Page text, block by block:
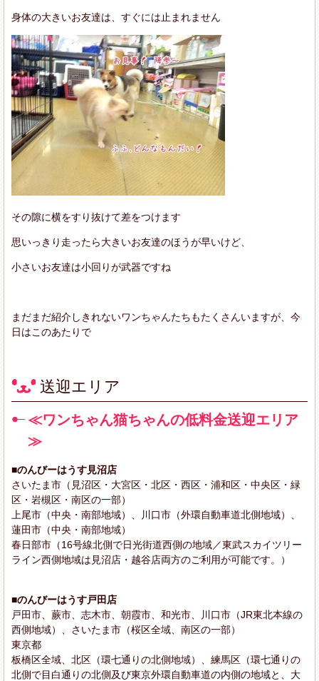
身体の大きいお友達は、すぐには止まれません
その隙に横をすり抜けて差をつけます
思いっきり走ったら大きいお友達のほうが早いけど、
小さいお友達は小回りが武器ですね
まだまだ紹介しきれないワンちゃんたちもたくさんいますが、今
日はこのあたりで
送迎エリア
≪ワンちゃん猫ちゃんの低料金送迎エリア
≫
■のんびーはうす見沼店
さいたま市（見沼区・大宮区・北区・西区・浦和区・中央区・緑
区・岩槻区・南区の一部）
上尾市（中央・南部地域）、川口市（外環自動車道北側地域）、
蓮田市（中央・南部地域）
春日部市（16号線北側で日光街道西側の地域／東武スカイツリー
ライン西側地域は見沼店・越谷店両方のご利用が可能です。）
■のんびーはうす戸田店
戸田市、蕨市、志木市、朝霞市、和光市、川口市（JR東北本線の
西側地域）、さいたま市（桜区全域、南区の一部）
東京都
板橋区全域、北区（環七通りの北側地域）、練馬区（環七通りの
北側で目白通りの北側及び東京外環自動車道の内側の地域と、大